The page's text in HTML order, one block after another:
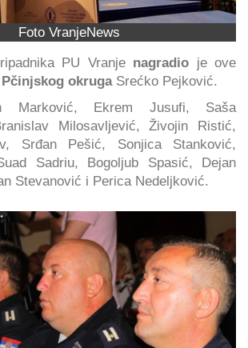
Foto VranjeNews
PU Vranjenagradio je ove
okrugaSrećko Pejković.
Marković, Ekrem Jusufi, Saša
Milosavljević, Živojin Ristić,
Srđan Pešić, Sonjica Stanković,
Sadriu, Bogoljub Spasić, Dejan
Stevanović i Perica Nedeljković.